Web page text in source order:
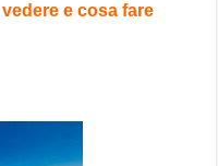
e cosa fare